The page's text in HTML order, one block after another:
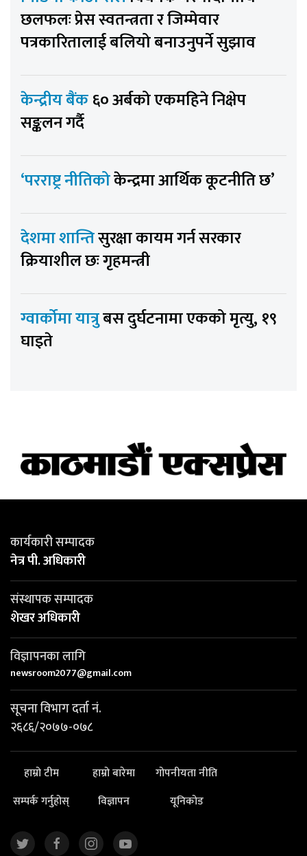
छलफलः प्रेस स्वतन्त्रता र जिम्मेवार
पत्रकारितालाई बलियो बनाउनुपर्ने सुझाव
केन्द्रीय बैंक६० अर्बको एकमहिने निक्षेप
सङ्कलन गर्दै
‘परराष्ट्र नीतिकोकेन्द्रमा आर्थिक कूटनीति छ’
देशमा शान्तिसुरक्षा कायम गर्न सरकार
क्रियाशील छः गृहमन्त्री
ग्वार्कोमा यात्रुबस दुर्घटनामा एकको मृत्यु, १९
घाइते
कार्यकारी सम्पादक
नेत्र पी. अधिकारी
संस्थापक सम्पादक
शेखर अधिकारी
विज्ञापनका लागि
newsroom2077@gmail.com
सूचना विभाग दर्ता नं.
२६८६/२०७७-०७८
हाम्रो टीम हाम्रो बारेमा
गोपनीयता नीति
सम्पर्क गर्नुहोस्
विज्ञापन यूनिकोड